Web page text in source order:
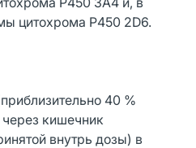
цитохрома Р450 2D6.
40 %
кишечник
внутрь дозы) в